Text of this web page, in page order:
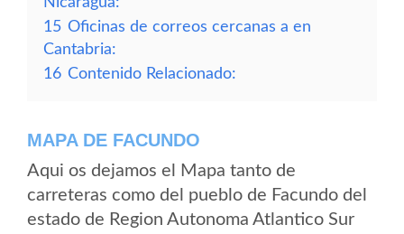
15 Oficinas de correos cercanas a en
Cantabria:
16 Contenido Relacionado:
MAPA DE FACUNDO
Aqui os dejamos el Mapa tanto de
carreteras como del pueblo de Facundo del
estado de Region Autonoma Atlantico Sur